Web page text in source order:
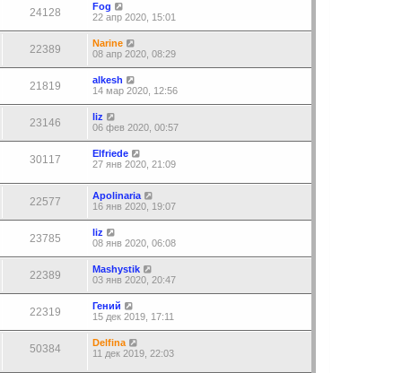
24128
Fog
22 апр 2020, 15:01
22389
Narine
08 апр 2020, 08:29
21819
alkesh
14 мар 2020, 12:56
23146
liz
06 фев 2020, 00:57
30117
Elfriede
27 янв 2020, 21:09
22577
Apolinaria
16 янв 2020, 19:07
23785
liz
08 янв 2020, 06:08
22389
Mashystik
03 янв 2020, 20:47
22319
Гений
15 дек 2019, 17:11
50384
Delfina
11 дек 2019, 22:03